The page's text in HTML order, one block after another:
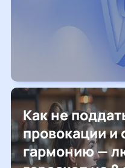
Как не
провокации и
гармонию —